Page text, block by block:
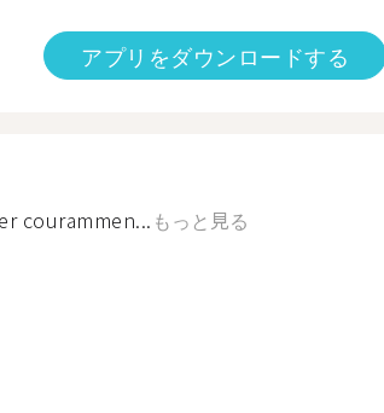
アプリをダウンロードする
courammen... もっと見る